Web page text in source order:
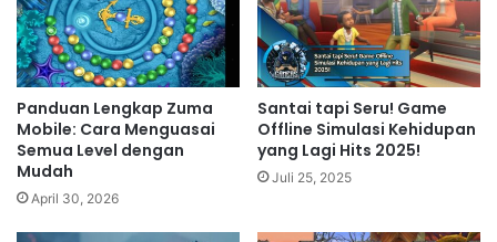
Panduan Lengkap Zuma
Mobile: Cara Menguasai
Semua Level dengan
Mudah
April 30, 2026
Santai tapi Seru! Game
Offline Simulasi Kehidupan
yang Lagi Hits 2025!
Juli 25, 2025